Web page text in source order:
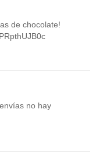
de chocolate!
no hay